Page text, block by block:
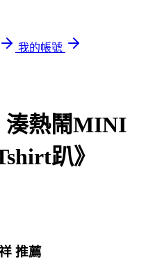
我的帳號
湊熱鬧MINI
趴》
推薦